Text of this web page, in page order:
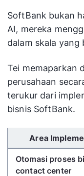
SoftBank bukan
AI, mereka
dalam skala yang
Tei memaparkan
perusahaan
terukur dari
bisnis SoftBank.
Gunakan tombol
Area
Otomasi proses
contact center